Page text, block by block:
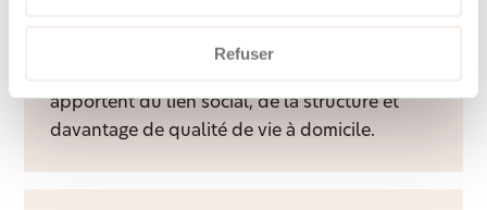
Refuser
apportent du lien social, de la structure et
davantage de qualité de vie à domicile.